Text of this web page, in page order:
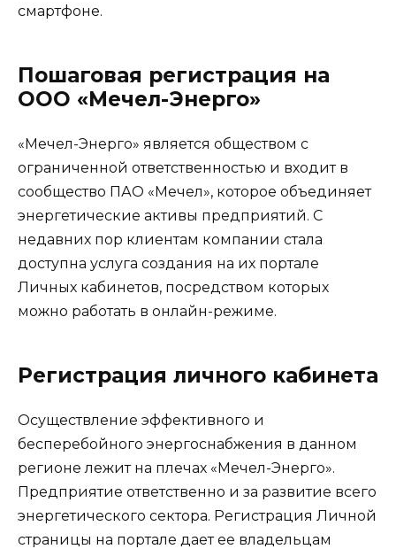
смартфоне.
Пошаговая регистрация на
ООО «Мечел-Энерго»
«Мечел-Энерго» является обществом с
ограниченной ответственностью и входит в
сообщество ПАО «Мечел», которое объединяет
энергетические активы предприятий. С
недавних пор клиентам компании стала
доступна услуга создания на их портале
Личных кабинетов, посредством которых
можно работать в онлайн-режиме.
Регистрация личного кабинета
Осуществление эффективного и
бесперебойного энергоснабжения в данном
регионе лежит на плечах «Мечел-Энерго».
Предприятие ответственно и за развитие всего
энергетического сектора. Регистрация Личной
страницы на портале дает ее владельцам